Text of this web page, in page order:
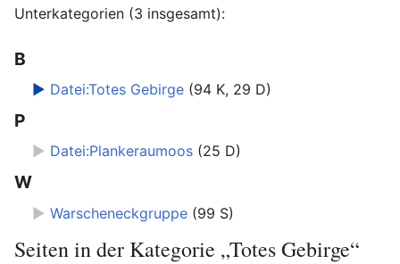
Unterkategorien (3 insgesamt):
B
► Datei:Totes Gebirge (94 K, 29 D)
P
► Datei:Plankeraumoos (25 D)
W
► Warscheneckgruppe (99 S)
Seiten in der Kategorie „Totes Gebirge“